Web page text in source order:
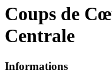
Coups de
Centrale
Informations